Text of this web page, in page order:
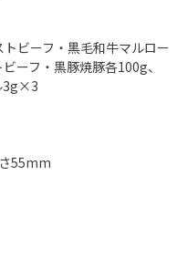
ビーフ・黒毛和牛マルロー
ーフ・黒豚焼豚各100g、
3g×3
55mm